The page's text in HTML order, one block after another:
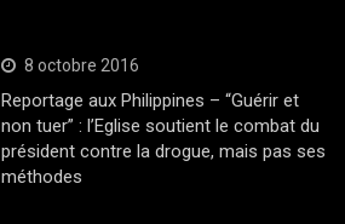
8 octobre 2016
Reportage aux Philippines – “Guérir et
non tuer” : l’Eglise soutient le combat du
président contre la drogue, mais pas ses
méthodes